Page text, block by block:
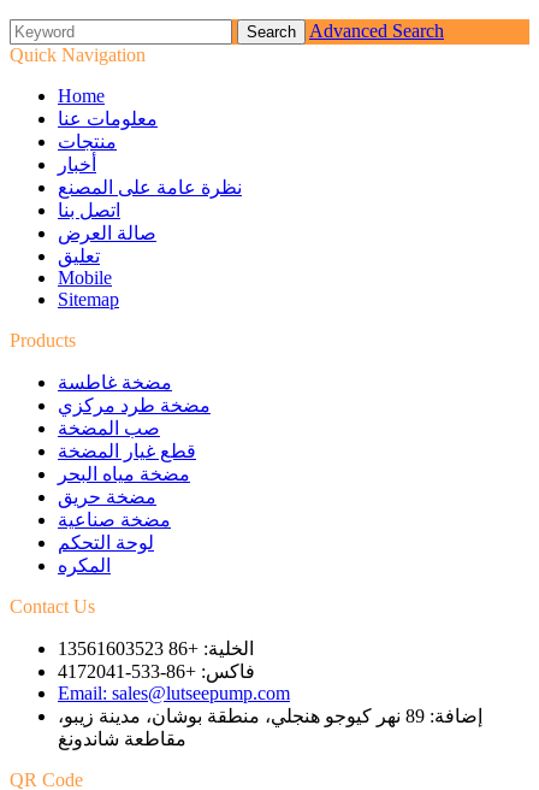
Advanced Search
Quick Navigation
Home
معلومات عنا
منتجات
أخبار
نظرة عامة على المصنع
اتصل بنا
صالة العرض
تعليق
Mobile
Sitemap
Products
مضخة غاطسة
مضخة طرد مركزي
صب المضخة
قطع غيار المضخة
مضخة مياه البحر
مضخة حريق
مضخة صناعية
لوحة التحكم
المكره
Contact Us
الخلية: +86 13561603523
فاكس: +86-533-4172041
Email: sales@lutseepump.com
إضافة: 89 نهر كيوجو هنجلي، منطقة بوشان، مدينة زيبو،
مقاطعة شاندونغ
QR Code